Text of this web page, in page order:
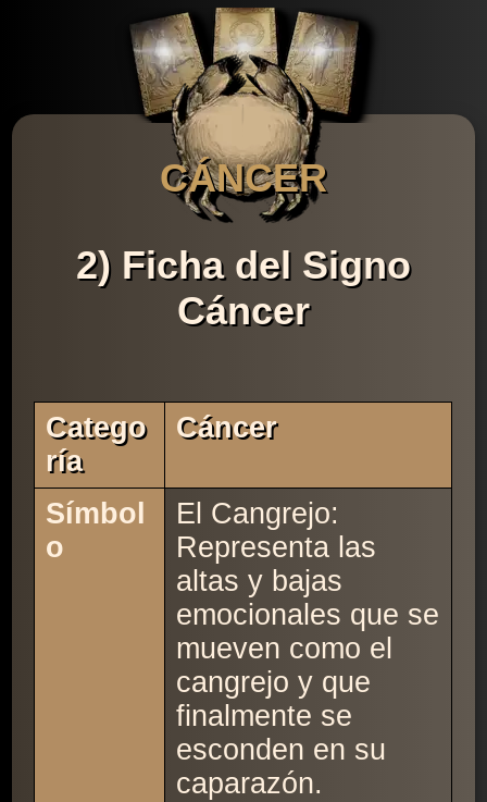
CÁNCER
2) Ficha del Signo
Cáncer
Catego
Ría
Cáncer
Símbol
o
El Cangrejo:
Representa las
altas y bajas
emocionales que se
mueven como el
cangrejo y que
finalmente se
esconden en su
caparazón.